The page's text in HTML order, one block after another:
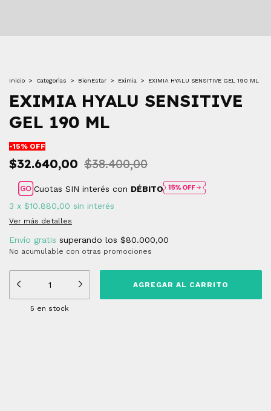
Inicio > Categorìas > BienEstar > Eximia > EXIMIA HYALU SENSITIVE GEL 190 ML
EXIMIA HYALU SENSITIVE
GEL 190 ML
-15% OFF
$32.640,00 $38.400,00
Cuotas SIN interés con DÉBITO
3 x $10.880,00 sin interés
Ver más detalles
Envío gratis superando los $80.000,00
No acumulable con otras promociones
5 en stock